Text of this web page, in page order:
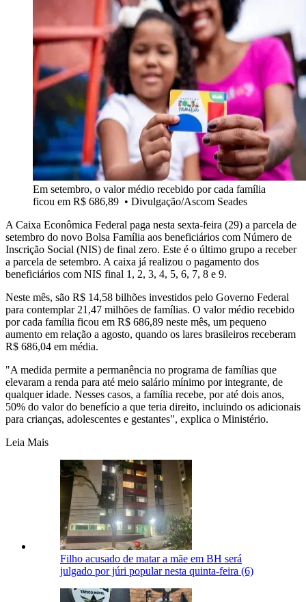
Em setembro, o valor médio recebido por cada família
ficou em R$ 686,89 • Divulgação/Ascom Seades
A Caixa Econômica Federal paga nesta sexta-feira (29) a parcela de
setembro do novo Bolsa Família aos beneficiários com Número de
Inscrição Social (NIS) de final zero. Este é o último grupo a receber
a parcela de setembro. A caixa já realizou o pagamento dos
beneficiários com NIS final 1, 2, 3, 4, 5, 6, 7, 8 e 9.
Neste mês, são R$ 14,58 bilhões investidos pelo Governo Federal
para contemplar 21,47 milhões de famílias. O valor médio recebido
por cada família ficou em R$ 686,89 neste mês, um pequeno
aumento em relação a agosto, quando os lares brasileiros receberam
R$ 686,04 em média.
"A medida permite a permanência no programa de famílias que
elevaram a renda para até meio salário mínimo por integrante, de
qualquer idade. Nesses casos, a família recebe, por até dois anos,
50% do valor do benefício a que teria direito, incluindo os adicionais
para crianças, adolescentes e gestantes", explica o Ministério.
Leia Mais
Filho acusado de matar a mãe em BH será
julgado por júri popular nesta quinta-feira (6)